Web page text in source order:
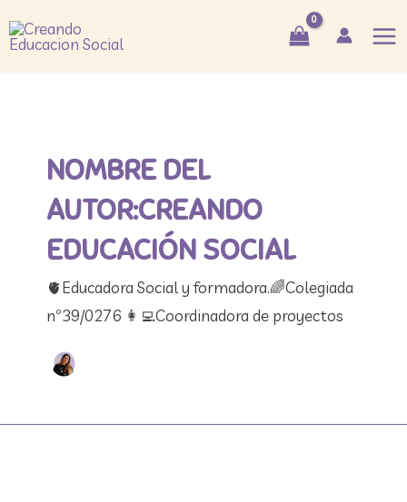
al
contenido
NOMBRE DEL
AUTOR:CREANDO
EDUCACIÓN SOCIAL
🫀​Educadora Social y formadora. ​🌈​Colegiada
nº39/0276 👩‍💻​Coordinadora de proyectos
de
entradas